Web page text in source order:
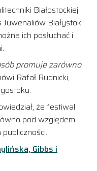
Białostockiej
Białystok
ich posłuchać i
promuje zarówno
Rafał Rudnicki,
że festiwal
pod względem
Gibbs i